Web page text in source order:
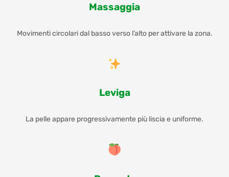
Massaggia
Movimenti circolari dal basso verso l’alto per attivare la zona.
Leviga
La pelle appare progressivamente più liscia e uniforme.